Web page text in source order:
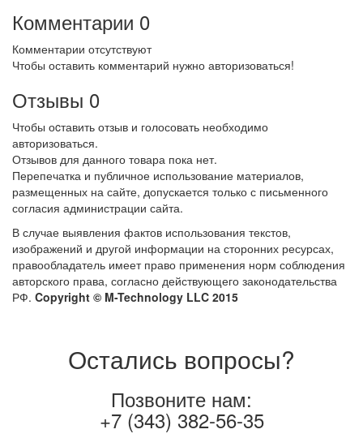
Комментарии 0
Комментарии отсутствуют
Чтобы оставить комментарий нужно авторизоваться!
Отзывы 0
Чтобы оcтавить отзыв и голосовать необходимо
авторизоваться.
Отзывов для данного товара пока нет.
Перепечатка и публичное использование материалов,
размещенных на сайте, допускается только с письменного
согласия администрации сайта.
В случае выявления фактов использования текстов,
изображений и другой информации на сторонних ресурсах,
правообладатель имеет право применения норм соблюдения
авторского права, согласно действующего законодательства
РФ. Copyright © M-Technology LLC 2015
Остались вопросы?
Позвоните нам:
+7 (343) 382-56-35